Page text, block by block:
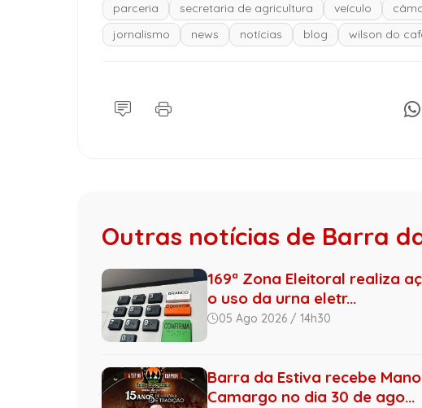
parceria
secretaria de agricultura veículo
jornalismo
news notícias blog wilson do
Outras notícias de Barra
169ª Zona Eleitoral realiza
o uso da urna eletr...
05 Ago 2026 / 14h30
Barra da Estiva recebe
Camargo no dia 30 de ago...